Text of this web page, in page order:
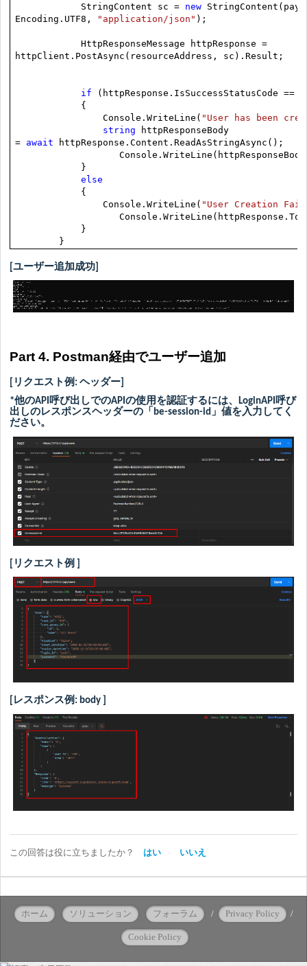
StringContent sc = new
Encoding.UTF8,
"application/json" );
HttpResponseMessage httpResponse =
httpClient.PostAsync(resourceAddress, sc).Result;
if (httpResponse.IsSuccessStatusCode ==
{
Console.WriteLine( "User has been
string httpResponseBody
= await httpResponse.Content.ReadAsStringAsync();
}
else
{
Console.WriteLine( "User Creation
}
}
[ユーザー追加成功]
Part 4. Postman経由でユーザー追加
[リクエスト例: ヘッダー]
*他のAPI呼び出しでのAPIの使用を認証するには、LoginAPI呼び
出しのレスポンスヘッダーの「be-session-id」値を入力してく
ださい。
リクエスト例
レスポンス例: body
この回答は役に立ちましたか？ はい いいえ
ホーム ソリューション フォーラム / Privacy Policy /
Cookie Policy